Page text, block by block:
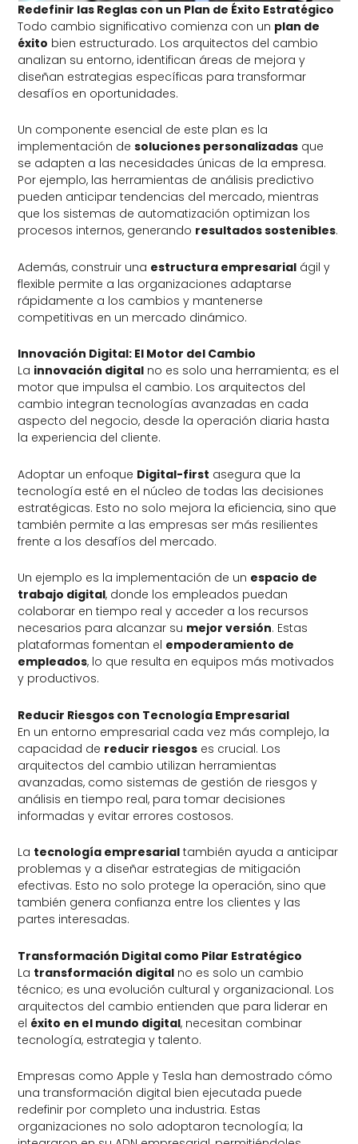
Redefinir las Reglas con un Plan de Éxito Estratégico
Todo cambio significativo comienza con un plan de
éxito bien estructurado. Los arquitectos del cambio
analizan su entorno, identifican áreas de mejora y
diseñan estrategias específicas para transformar
desafíos en oportunidades.
Un componente esencial de este plan es la
implementación desoluciones personalizadas que
se adapten a las necesidades únicas de la empresa.
Por ejemplo, las herramientas de análisis predictivo
pueden anticipar tendencias del mercado, mientras
que los sistemas de automatización optimizan los
procesos internos, generando resultados sostenibles.
Además, construir una estructura empresarial ágil y
flexible permite a las organizaciones adaptarse
rápidamente a los cambios y mantenerse
competitivas en un mercado dinámico.
Innovación Digital: El Motor del Cambio
La innovación digital no es solo una herramienta; es el
motor que impulsa el cambio. Los arquitectos del
cambio integran tecnologías avanzadas en cada
aspecto del negocio, desde la operación diaria hasta
la experiencia del cliente.
Adoptar un enfoque Digital-first asegura que la
tecnología esté en el núcleo de todas las decisiones
estratégicas. Esto no solo mejora la eficiencia, sino que
también permite a las empresas ser más resilientes
frente a los desafíos del mercado.
Un ejemplo es la implementación de un espacio de
trabajo digital, donde los empleados puedan
colaborar en tiempo real y acceder a los recursos
necesarios para alcanzar su mejor versión. Estas
plataformas fomentan el empoderamiento de
empleados, lo que resulta en equipos más motivados
y productivos.
Reducir Riesgos con Tecnología Empresarial
En un entorno empresarial cada vez más complejo, la
capacidad de reducir riesgos es crucial. Los
arquitectos del cambio utilizan herramientas
avanzadas, como sistemas de gestión de riesgos y
análisis en tiempo real, para tomar decisiones
informadas y evitar errores costosos.
La tecnología empresarial también ayuda a anticipar
problemas y a diseñar estrategias de mitigación
efectivas. Esto no solo protege la operación, sino que
también genera confianza entre los clientes y las
partes interesadas.
Transformación Digital como Pilar Estratégico
La transformación digital no es solo un cambio
técnico; es una evolución cultural y organizacional. Los
arquitectos del cambio entienden que para liderar en
el éxito en el mundo digital, necesitan combinar
tecnología, estrategia y talento.
Empresas como Apple y Tesla han demostrado cómo
una transformación digital bien ejecutada puede
redefinir por completo una industria. Estas
organizaciones no solo adoptaron tecnología; la